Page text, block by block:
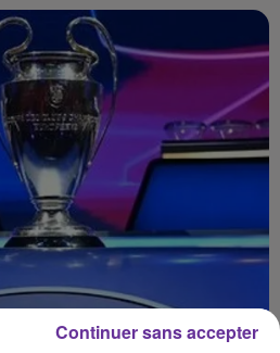
Continuer sans accepter